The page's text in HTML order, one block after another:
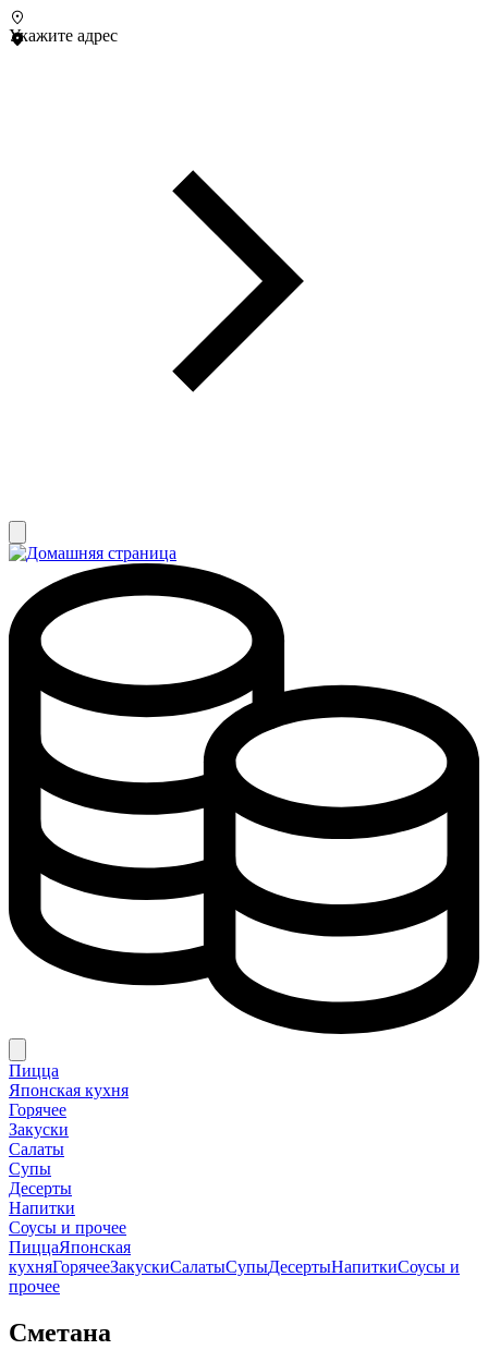
Укажите адрес
Пицца
Японская кухня
Горячее
Закуски
Салаты
Супы
Десерты
Напитки
Соусы и прочее
ПиццаЯпонская
кухняГорячееЗакускиСалатыСупыДесертыНапиткиСоусы и
прочее
Сметана